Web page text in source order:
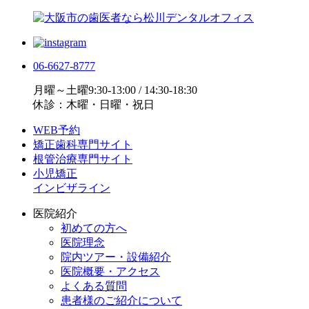
06-6627-8777
月曜～土曜9:30-13:00 / 14:30-18:30
休診：木曜・日曜・祝日
WEB予約
矯正歯科専門サイト
根管治療専門サイト
小児矯正
インビザライン
医院紹介
初めての方へ
医院理念
院内ツアー・設備紹介
医院概要・アクセス
よくある質問
患者様のご紹介について